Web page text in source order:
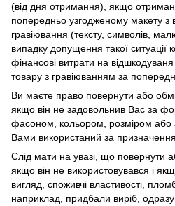
(від дня отримання), якщо
попередньо узгодженому макету з
гравіювання (тексту, символів,
випадку допущення такої ситуації
фінансові витрати на
товару з гравіюванням за
Ви маєте право повернути або
якщо він не задовольнив Вас за
фасоном, кольором, розміром або
Вами використаний за
Слід мати на увазі, що повернути
якщо він не використовувався і
вигляд, споживчі властивості,
наприклад, придбали виріб, одразу